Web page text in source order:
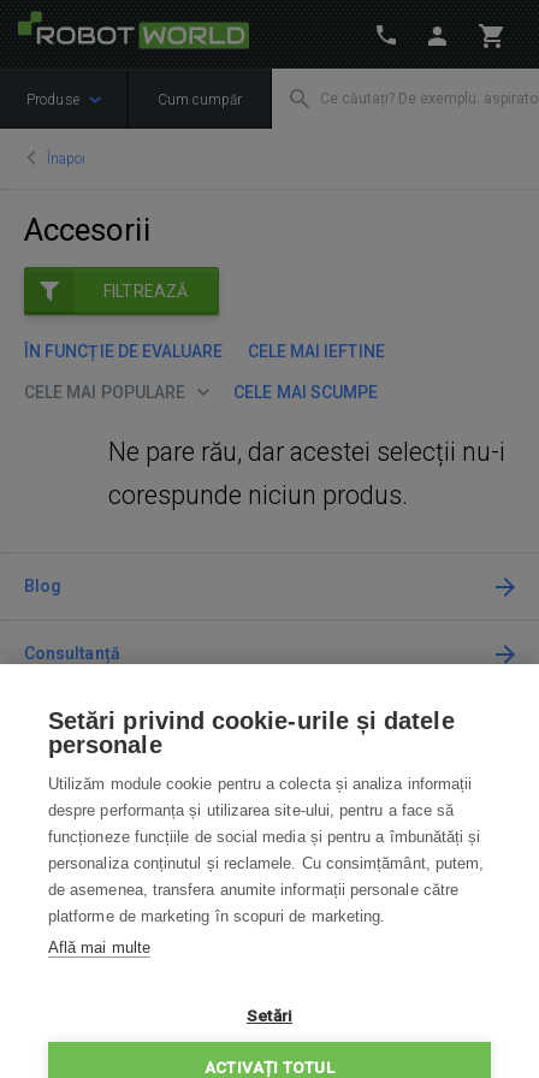
Produse Cum cumpăr
Înapoi
Accesorii
FILTREAZĂ
ÎN FUNCȚIE DE EVALUARE CELE MAI IEFTINE
CELE MAI POPULARE CELE MAI SCUMPE
Ne pare rău, dar acestei selecții nu-i
corespunde niciun produs.
Blog
Consultanță
Cum cumpăr
Contact
Contactați-ne
info@robotworld.ro
031 22 97 010
POLITICA DE CONFIDENȚIALITATE
Setări privind cookie-urile și datele
personale
Utilizăm module cookie pentru a colecta și analiza informații
despre performanța și utilizarea site-ului, pentru a face să
funcționeze funcțiile de social media și pentru a îmbunătăți și
personaliza conținutul și reclamele. Cu consimțământ, putem,
de asemenea, transfera anumite informații personale către
platforme de marketing în scopuri de marketing.
Află mai multe
Setări
ACTIVAȚI TOTUL